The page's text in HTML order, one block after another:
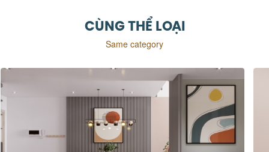
CÙNG THỂ LOẠI
Same category